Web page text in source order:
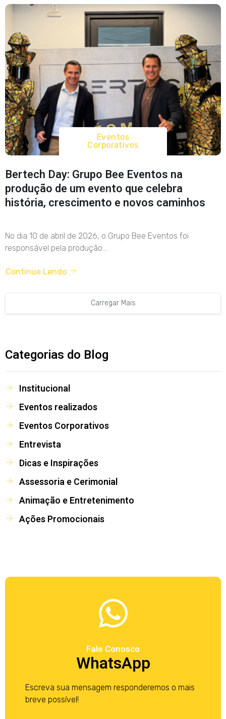
Eventos
Corporativos
Bertech Day: Grupo Bee Eventos na
produção de um evento que celebra
história, crescimento e novos caminhos
No dia 10 de abril de 2026, o Grupo Bee Eventos foi
responsável pela produção...
Continue Lendo
Carregar Mais
Categorias do Blog
Institucional
Eventos realizados
Eventos Corporativos
Entrevista
Dicas e Inspirações
Assessoria e Cerimonial
Animação e Entretenimento
Ações Promocionais
Fale Conosco
WhatsApp
Escreva sua mensagem responderemos o mais
breve possível!